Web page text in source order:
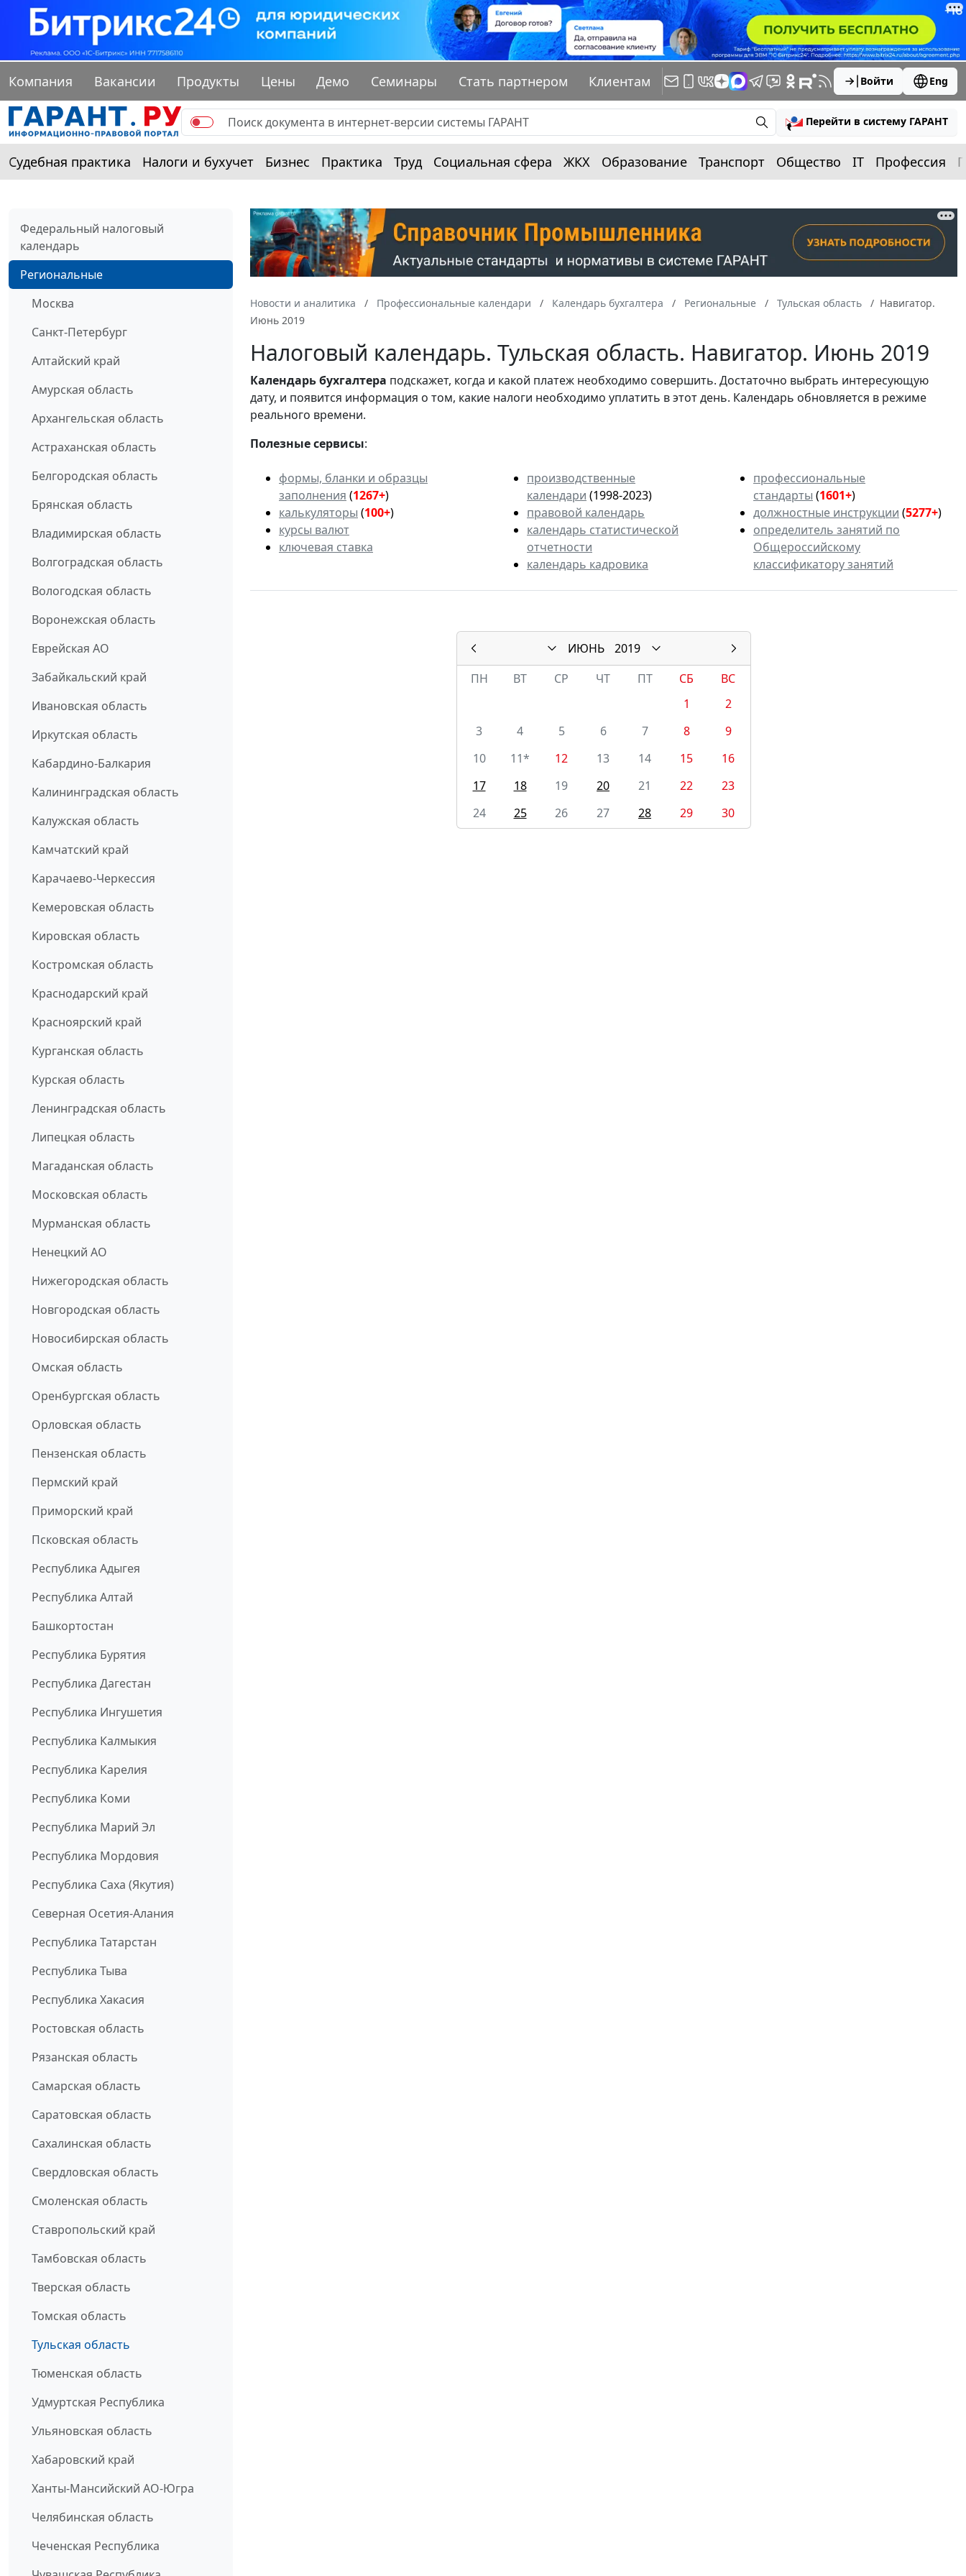
Компания Вакансии Продукты Цены Демо Семинары Стать партнером Клиентам Войти Eng
Перейти в систему ГАРАНТ
Судебная практика Налоги и бухучет Бизнес Практика Труд Социальная сфера ЖКХ Образование Транспорт Общество IT Профессия
Федеральный налоговый
календарь
Региональные
Москва
Санкт-Петербург
Алтайский край
Амурская область
Архангельская область
Астраханская область
Белгородская область
Брянская область
Владимирская область
Волгоградская область
Вологодская область
Воронежская область
Еврейская АО
Забайкальский край
Ивановская область
Иркутская область
Кабардино-Балкария
Калининградская область
Калужская область
Камчатский край
Карачаево-Черкессия
Кемеровская область
Кировская область
Костромская область
Краснодарский край
Красноярский край
Курганская область
Курская область
Ленинградская область
Липецкая область
Магаданская область
Московская область
Мурманская область
Ненецкий АО
Нижегородская область
Новгородская область
Новосибирская область
Омская область
Оренбургская область
Орловская область
Пензенская область
Пермский край
Приморский край
Псковская область
Республика Адыгея
Республика Алтай
Башкортостан
Республика Бурятия
Республика Дагестан
Республика Ингушетия
Республика Калмыкия
Республика Карелия
Республика Коми
Республика Марий Эл
Республика Мордовия
Республика Саха (Якутия)
Северная Осетия-Алания
Республика Татарстан
Республика Тыва
Республика Хакасия
Ростовская область
Рязанская область
Самарская область
Саратовская область
Сахалинская область
Свердловская область
Смоленская область
Ставропольский край
Тамбовская область
Тверская область
Томская область
Тульская область
Тюменская область
Удмуртская Республика
Ульяновская область
Хабаровский край
Ханты-Мансийский АО-Югра
Челябинская область
Чеченская Республика
Новости и аналитика Профессиональные календари Календарь бухгалтера Региональные Тульская область
Навигатор.
Июнь 2019
Налоговый календарь. Тульская область. Навигатор. Июнь 2019
Календарьбухгалтера подскажет, когда и какой платеж необходимо совершить. Достаточно выбрать интересующую
дату, и появится информация о том, какие налоги необходимо уплатить в этот день. Календарь обновляется в режиме
реального времени.
Полезные сервисы:
формы, бланки и образцы
заполнения (1267+)
калькуляторы (100+)
курсы валют
ключевая ставка
производственные
календари (1998-2023)
правовой календарь
календарь статистической
отчетности
календарь кадровика
профессиональные
стандарты (1601+)
должностные инструкции (5277+)
определитель занятий по
Общероссийскому
классификатору занятий
ИЮНЬ
2019
ПН
ВТ СР ЧТ ПТ СБ
ВС
1
2
3
4 5 6 7 8
9
10
11* 12 13 14 15
16
17
18 19 20 21 22
23
24
25 26 27 28 29 30